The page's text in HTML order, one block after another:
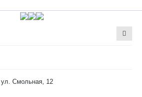
Смольная, 12